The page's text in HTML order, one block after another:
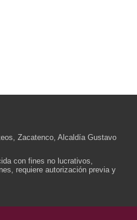
Zacatenco, Alcaldía Gustavo
con fines no lucrativos,
requiere autorización previa y